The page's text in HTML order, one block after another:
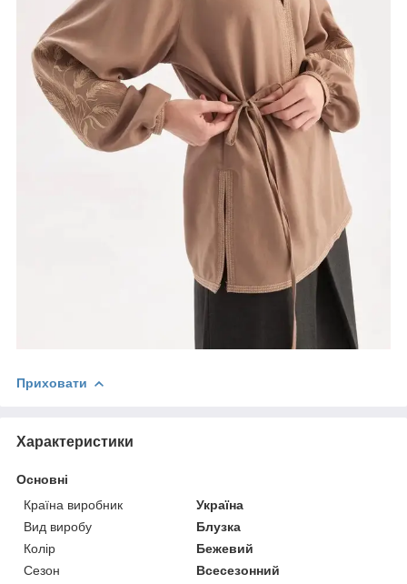
Приховати
Характеристики
Основні
Країна виробник
Україна
Вид виробу
Блузка
Колір
Бежевий
Сезон
Всесезонний